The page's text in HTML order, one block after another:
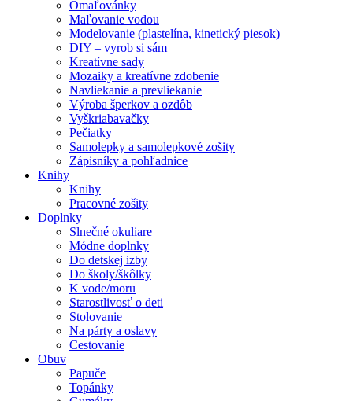
Omaľovánky
Maľovanie vodou
Modelovanie (plastelína, kinetický piesok)
DIY – vyrob si sám
Kreatívne sady
Mozaiky a kreatívne zdobenie
Navliekanie a prevliekanie
Výroba šperkov a ozdôb
Vyškriabavačky
Pečiatky
Samolepky a samolepkové zošity
Zápisníky a pohľadnice
Knihy
Knihy
Pracovné zošity
Doplnky
Slnečné okuliare
Módne doplnky
Do detskej izby
Do školy/škôlky
K vode/moru
Starostlivosť o deti
Stolovanie
Na párty a oslavy
Cestovanie
Obuv
Papuče
Topánky